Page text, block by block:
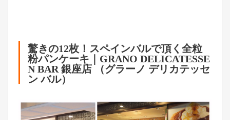
驚きの12枚！スペインバルで頂く全粒
粉パンケーキ｜GRANO DELICATESSE
N BAR 銀座店 （グラーノ デリカテッセ
ン バル）